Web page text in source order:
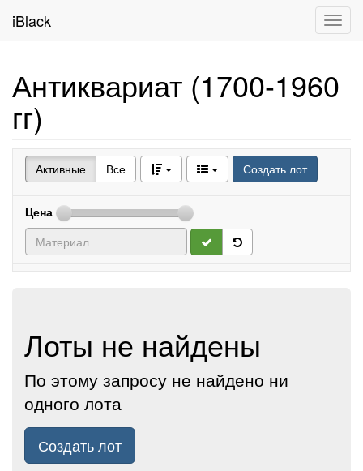
iBlack
Антиквариат (1700-1960
гг)
Активные Все Создать лот
Цена
Лоты не найдены
По этому запросу не найдено ни
одного лота
Создать лот